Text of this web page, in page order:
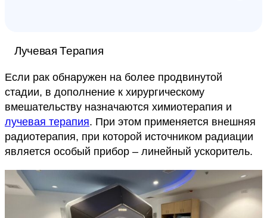
Лучевая Терапия
Если рак обнаружен на более продвинутой
стадии, в дополнение к хирургическому
вмешательству назначаются химиотерапия и
лучевая терапия. При этом применяется внешняя
радиотерапия, при которой источником радиации
является особый прибор – линейный ускоритель.